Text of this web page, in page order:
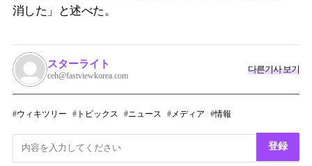
消した」と述べた。
スターライト
ceh@fastviewkorea.com
다른기사 보기
ウィキツリー トピックス ニュース メディア 情報
登録